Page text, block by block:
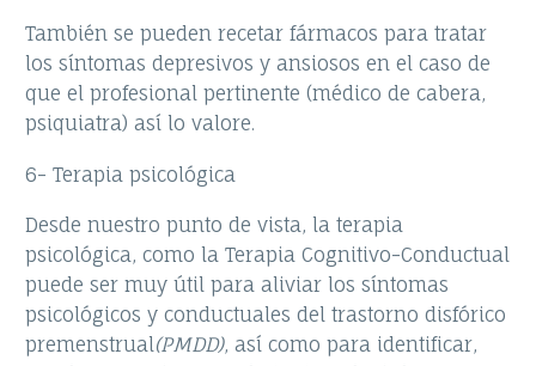
También se pueden recetar fármacos para tratar
los síntomas depresivos y ansiosos en el caso de
que el profesional pertinente (médico de cabera,
psiquiatra) así lo valore.
6- Terapia psicológica
Desde nuestro punto de vista, la terapia
psicológica, como la Terapia Cognitivo-Conductual
puede ser muy útil para aliviar los síntomas
psicológicos y conductuales del trastorno disfórico
premenstrual(PMDD), así como para identificar,